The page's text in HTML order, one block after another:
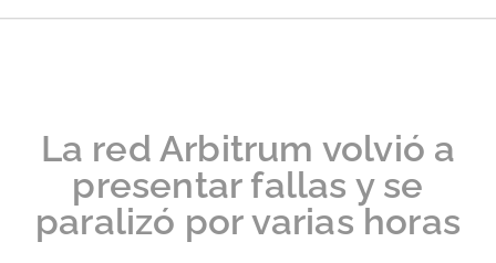
La red Arbitrum volvió a
presentar fallas y se
paralizó por varias horas